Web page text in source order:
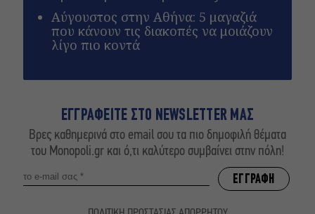
Αύγουστος στην Αθήνα: 5 μαγαζιά
που κάνουν τις διακοπές να μοιάζουν
λίγο πιο κοντά
ΕΓΓΡΑΦΕΙΤΕ ΣΤΟ NEWSLETTER ΜΑΣ
Βρες καθημερινά στο email σου τα πιο δημοφιλή θέματα
του Monopoli.gr και ό,τι καλύτερο συμβαίνει στην πόλη!